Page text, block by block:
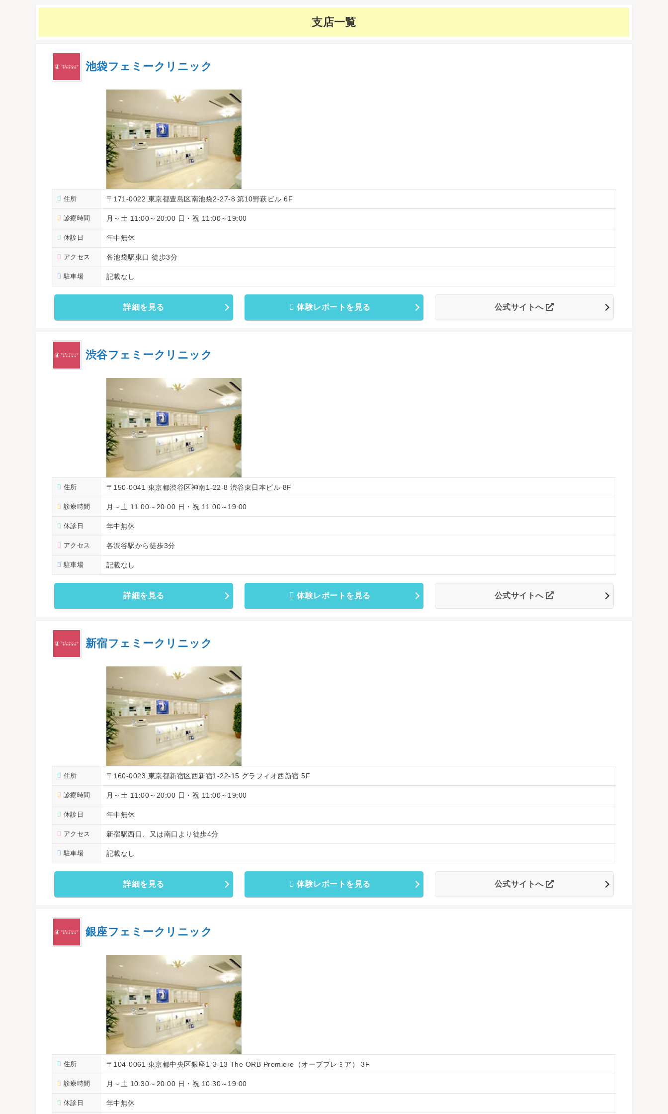
支店一覧
池袋フェミークリニック
住所 〒171-0022 東京都豊島区南池袋2-27-8 第10野萩ビル 6F
診療時間 月～土 11:00～20:00 日・祝 11:00～19:00
休診日 年中無休
アクセス 各池袋駅東口 徒歩3分
駐車場 記載なし
詳細を見る 体験レポートを見る 公式サイトへ
渋谷フェミークリニック
住所 〒150-0041 東京都渋谷区神南1-22-8 渋谷東日本ビル 8F
診療時間 月～土 11:00～20:00 日・祝 11:00～19:00
休診日 年中無休
アクセス 各渋谷駅から徒歩3分
駐車場 記載なし
詳細を見る 体験レポートを見る 公式サイトへ
新宿フェミークリニック
住所 〒160-0023 東京都新宿区西新宿1-22-15 グラフィオ西新宿 5F
診療時間 月～土 11:00～20:00 日・祝 11:00～19:00
休診日 年中無休
アクセス 新宿駅西口、又は南口より徒歩4分
駐車場 記載なし
詳細を見る 体験レポートを見る 公式サイトへ
銀座フェミークリニック
住所 〒104-0061 東京都中央区銀座1-3-13 The ORB Premiere（オーブプレミア） 3F
診療時間 月～土 10:30～20:00 日・祝 10:30～19:00
休診日 年中無休